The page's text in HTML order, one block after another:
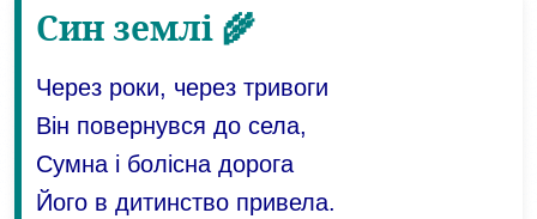
Син землі 🌾
Через роки, через тривоги
Він повернувся до села,
Сумна і болісна дорога
Його в дитинство привела.